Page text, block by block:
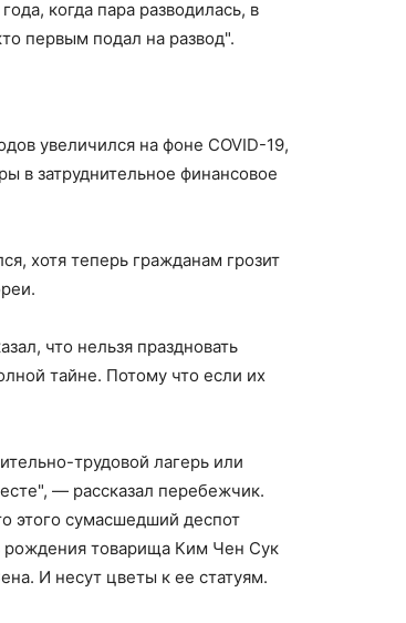
когда пара разводилась, в
первым подал на развод".
увеличился на фоне COVID-19,
в затруднительное финансовое
хотя теперь гражданам грозит
что нельзя праздновать
тайне. Потому что если их
трудовой лагерь или
— рассказал перебежчик.
этого сумасшедший деспот
рождения товарища Ким Чен Сук
И несут цветы к ее статуям.